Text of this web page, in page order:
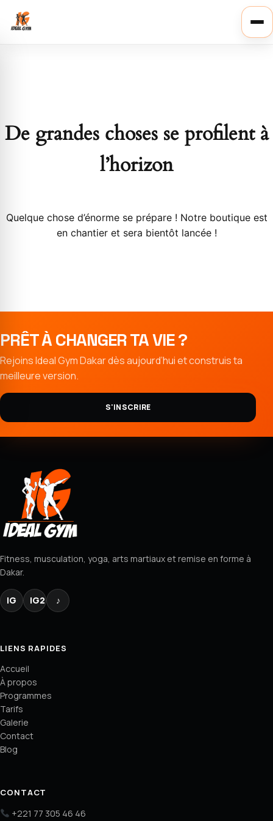
De grandes choses se profilent à
l’horizon
Quelque chose d’énorme se prépare ! Notre boutique est
en chantier et sera bientôt lancée !
PRÊT À CHANGER TA VIE ?
Rejoins Ideal Gym Dakar dès aujourd’hui et construis ta
meilleure version.
S'INSCRIRE
Fitness, musculation, yoga, arts martiaux et remise en forme à
Dakar.
IG IG2 ♪
LIENS RAPIDES
Accueil
À propos
Programmes
Tarifs
Galerie
Contact
Blog
CONTACT
+221 77 305 46 46